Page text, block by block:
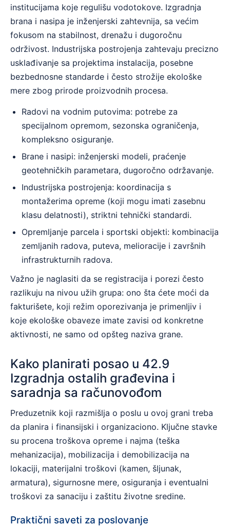
institucijama koje regulišu vodotokove. Izgradnja
brana i nasipa je inženjerski zahtevnija, sa većim
fokusom na stabilnost, drenažu i dugoročnu
održivost. Industrijska postrojenja zahtevaju precizno
usklađivanje sa projektima instalacija, posebne
bezbednosne standarde i često strožije ekološke
mere zbog prirode proizvodnih procesa.
Radovi na vodnim putovima: potrebe za
specijalnom opremom, sezonska ograničenja,
kompleksno osiguranje.
Brane i nasipi: inženjerski modeli, praćenje
geotehničkih parametara, dugoročno održavanje.
Industrijska postrojenja: koordinacija s
montažerima opreme (koji mogu imati zasebnu
klasu delatnosti), striktni tehnički standardi.
Opremljanje parcela i sportski objekti: kombinacija
zemljanih radova, puteva, melioracije i završnih
infrastrukturnih radova.
Važno je naglasiti da se registracija i porezi često
razlikuju na nivou užih grupa: ono šta ćete moći da
fakturišete, koji režim oporezivanja je primenljiv i
koje ekološke obaveze imate zavisi od konkretne
aktivnosti, ne samo od opšteg naziva grane.
Kako planirati posao u 42.9
Izgradnja ostalih građevina i
saradnja sa računovođom
Preduzetnik koji razmišlja o poslu u ovoj grani treba
da planira i finansijski i organizaciono. Ključne stavke
su procena troškova opreme i najma (teška
mehanizacija), mobilizacija i demobilizacija na
lokaciji, materijalni troškovi (kamen, šljunak,
armatura), sigurnosne mere, osiguranja i eventualni
troškovi za sanaciju i zaštitu životne sredine.
Praktični saveti za poslovanje